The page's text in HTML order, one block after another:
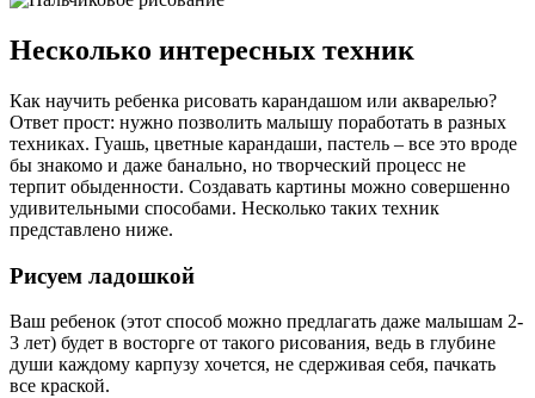
Несколько интересных техник
Как научить ребенка рисовать карандашом или акварелью?
Ответ прост: нужно позволить малышу поработать в разных
техниках. Гуашь, цветные карандаши, пастель – все это вроде
бы знакомо и даже банально, но творческий процесс не
терпит обыденности. Создавать картины можно совершенно
удивительными способами. Несколько таких техник
представлено ниже.
Рисуем ладошкой
Ваш ребенок (этот способ можно предлагать даже малышам 2-
3 лет) будет в восторге от такого рисования, ведь в глубине
души каждому карпузу хочется, не сдерживая себя, пачкать
все краской.